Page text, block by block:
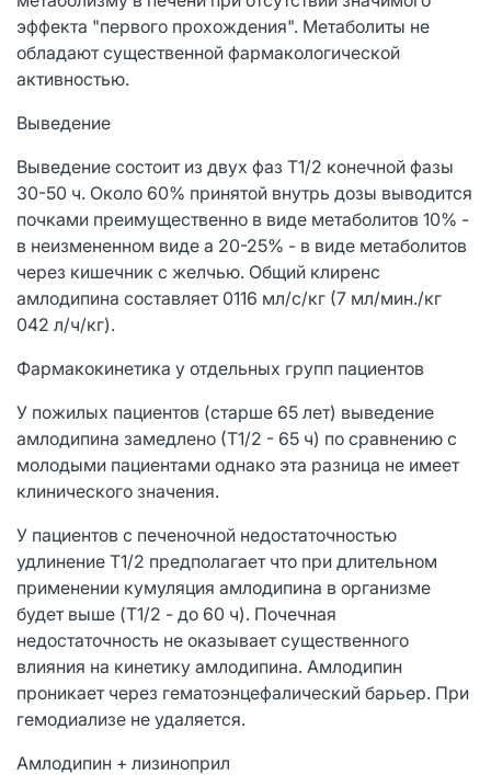
эффекта "первого прохождения". Метаболиты не
обладают существенной фармакологической
активностью.
Выведение
Выведение состоит из двух фаз Т1/2 конечной фазы
30-50 ч. Около 60% принятой внутрь дозы выводится
почками преимущественно в виде метаболитов 10% -
в неизмененном виде а 20-25% - в виде метаболитов
через кишечник с желчью. Общий клиренс
амлодипина составляет 0116 мл/с/кг (7 мл/мин./кг
042 л/ч/кг).
Фармакокинетика у отдельных групп пациентов
У пожилых пациентов (старше 65 лет) выведение
амлодипина замедлено (Т1/2 - 65 ч) по сравнению с
молодыми пациентами однако эта разница не имеет
клинического значения.
У пациентов с печеночной недостаточностью
удлинение Т1/2 предполагает что при длительном
применении кумуляция амлодипина в организме
будет выше (T1/2 - до 60 ч). Почечная
недостаточность не оказывает существенного
влияния на кинетику амлодипина. Амлодипин
проникает через гематоэнцефалический барьер. При
гемодиализе не удаляется.
Амлодипин + лизиноприл